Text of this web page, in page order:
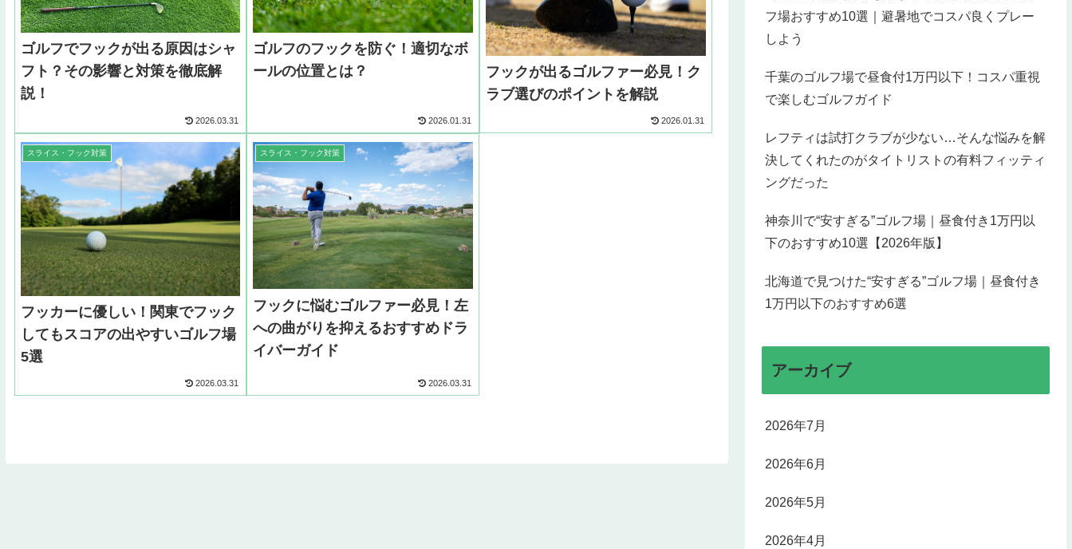
ゴルフでフックが出る原因はシャ
フト？その影響と対策を徹底解
説！
2026.03.31
ゴルフのフックを防ぐ！適切なボ
ールの位置とは？
2026.01.31
フックが出るゴルファー必見！ク
ラブ選びのポイントを解説
2026.01.31
スライス・フック対策
フッカーに優しい！関東でフック
してもスコアの出やすいゴルフ場
5選
2026.03.31
スライス・フック対策
フックに悩むゴルファー必見！左
への曲がりを抑えるおすすめドラ
イバーガイド
2026.03.31
フ場おすすめ10選｜避暑地でコスパ良くプレー
しよう
千葉のゴルフ場で昼食付1万円以下！コスパ重視
で楽しむゴルフガイド
レフティは試打クラブが少ない…そんな悩みを解
決してくれたのがタイトリストの有料フィッティ
ングだった
神奈川で“安すぎる”ゴルフ場｜昼食付き1万円以
下のおすすめ10選【2026年版】
北海道で見つけた“安すぎる”ゴルフ場｜昼食付き
1万円以下のおすすめ6選
アーカイブ
2026年7月
2026年6月
2026年5月
2026年4月